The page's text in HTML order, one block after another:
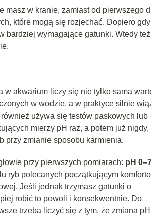
masz w kranie, zamiast od pierwszego
które mogą się rozjechać. Dopiero gdy
bardziej wymagające gatunki. Wtedy też
w akwarium liczy się nie tylko sama
w wodzie, a w praktyce silnie
używa się testów paskowych lub
mierzy pH raz, a potem już nigdy,
przy zmianie sposobu karmienia.
przy pierwszych pomiarach: pH
ryb polecanych początkującym
Jeśli jednak trzymasz gatunki o
robić to powoli i konsekwentnie. Do
trzeba liczyć się z tym, że zmiana